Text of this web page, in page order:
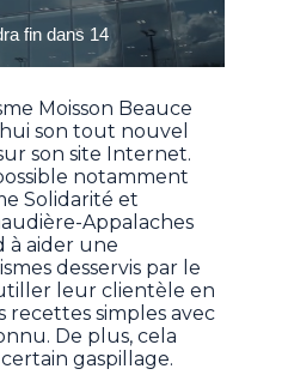
Moisson Beauce
son tout nouvel
son site Internet.
notamment
Solidarité et
Appalaches
à aider une
desservis par le
leur clientèle en
recettes simples avec
De plus, cela
gaspillage.